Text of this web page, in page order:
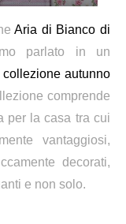
Aria di Bianco di
parlato in un
collezione autunno
comprende
per la casa tra cui
vantaggiosi,
decorati,
e non solo.